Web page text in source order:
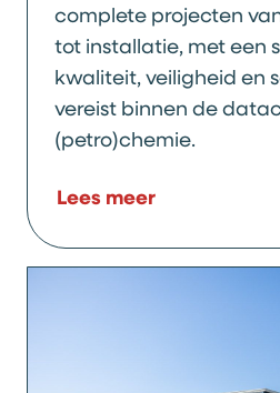
complete projecten
tot installatie, met een
kwaliteit, veiligheid en
vereist binnen de
(petro)chemie.
Lees meer